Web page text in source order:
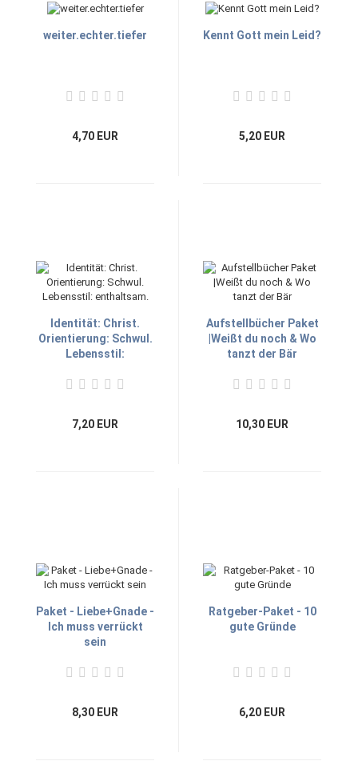
weiter.echter.tiefer
4,70 EUR
Kennt Gott mein Leid?
5,20 EUR
Identität: Christ.
Orientierung: Schwul.
Lebensstil:
7,20 EUR
Aufstellbücher Paket
|Weißt du noch & Wo
tanzt der Bär
10,30 EUR
Paket - Liebe+Gnade -
Ich muss verrückt
sein
8,30 EUR
Ratgeber-Paket - 10
gute Gründe
6,20 EUR